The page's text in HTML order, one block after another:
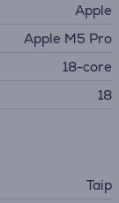
Apple
Apple M5 Pro
18-core
18
Taip